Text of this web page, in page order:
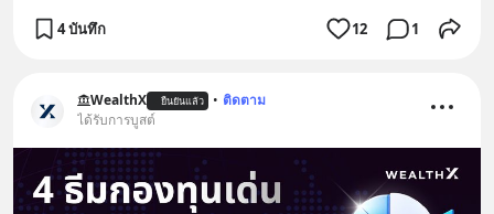
4 บันทึก 12 1
WealthX ยืนยันแล้ว • ติดตาม
ได้รับการบูสต์